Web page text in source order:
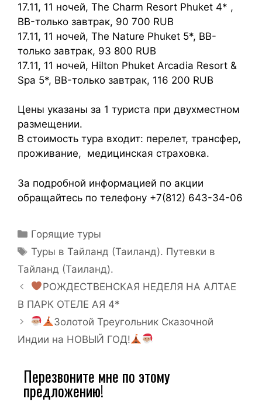
17.11, 11 ночей, The Charm Resort Phuket 4* ,
BB-только завтрак, 90 700 RUB
17.11, 11 ночей, The Nature Phuket 5*, BB-
только завтрак, 93 800 RUB
17.11, 11 ночей, Hilton Phuket Arcadia Resort &
Spa 5*, BB-только завтрак, 116 200 RUB
Цены указаны за 1 туриста при двухместном
размещении.
В стоимость тура входит: перелет, трансфер,
проживание, медицинская страховка.
За подробной информацией по акции
обращайтесь по телефону +7(812) 643-34-06
Горящие туры
Туры в Тайланд (Таиланд). Путевки в
Тайланд (Таиланд).
РОЖДЕСТВЕНСКАЯ НЕДЕЛЯ НА АЛТАЕ
В ПАРК ОТЕЛЕ АЯ 4*
Золотой Треугольник Сказочной
Индии на НОВЫЙ ГОД!
Перезвоните мне по этому
предложению!